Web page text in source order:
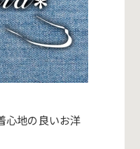
心地の良いお洋